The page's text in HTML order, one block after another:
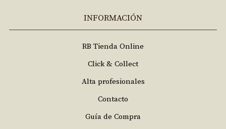
INFORMACIÓN
RB Tienda Online
Click & Collect
Alta profesionales
Contacto
Guía de Compra